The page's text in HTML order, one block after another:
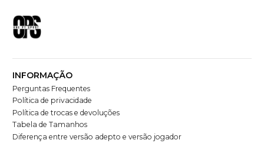
INFORMAÇÃO
Perguntas Frequentes
Política de privacidade
Política de trocas e devoluções
Tabela de Tamanhos
Diferença entre versão adepto e versão jogador